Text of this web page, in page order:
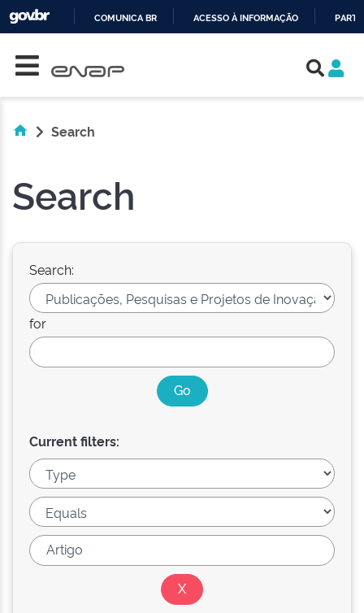
COMUNICA BR ACESSO À INFORMAÇÃO
Search
Search
Search:
for
Current filters: